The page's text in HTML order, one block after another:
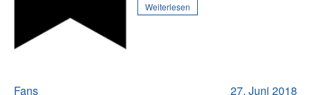
Weiterlesen
27. Juni 2018
Fans